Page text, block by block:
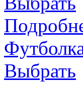
Выбрать